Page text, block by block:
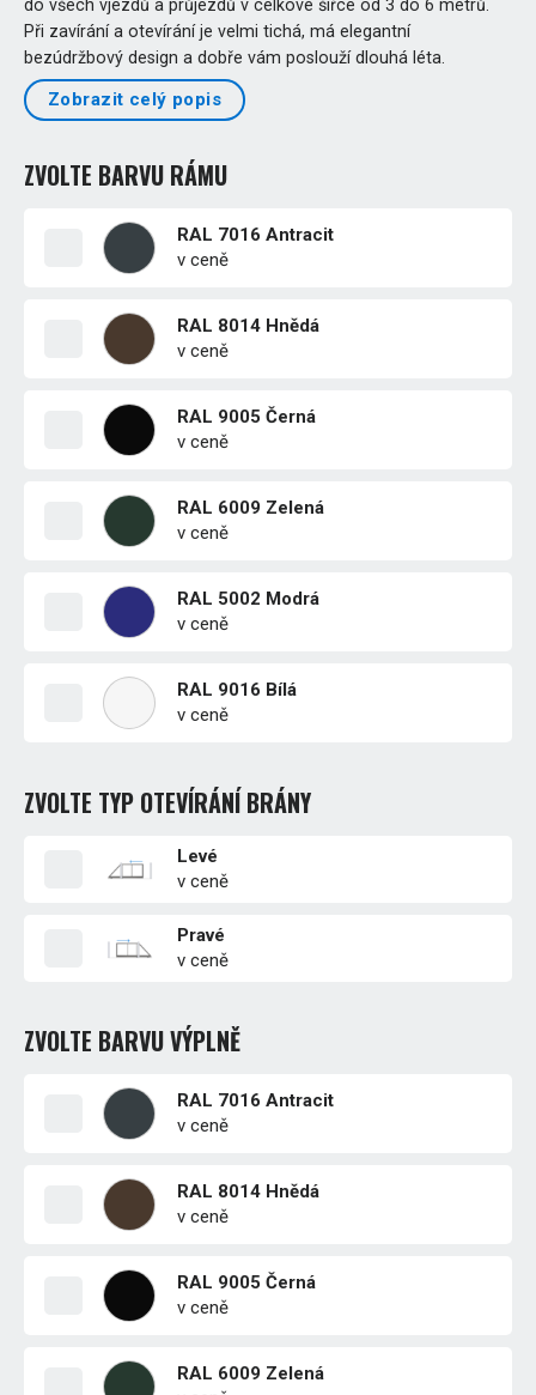
do všech vjezdů a průjezdů v celkové šířce od 3 do 6 metrů.
Při zavírání a otevírání je velmi tichá, má elegantní
bezúdržbový design a dobře vám poslouží dlouhá léta.
Zobrazit celý popis
ZVOLTE BARVU RÁMU
RAL 7016 Antracit
v ceně
RAL 8014 Hnědá
v ceně
RAL 9005 Černá
v ceně
RAL 6009 Zelená
v ceně
RAL 5002 Modrá
v ceně
RAL 9016 Bílá
v ceně
ZVOLTE TYP OTEVÍRÁNÍ BRÁNY
Levé
v ceně
Pravé
v ceně
ZVOLTE BARVU VÝPLNĚ
RAL 7016 Antracit
v ceně
RAL 8014 Hnědá
v ceně
RAL 9005 Černá
v ceně
RAL 6009 Zelená